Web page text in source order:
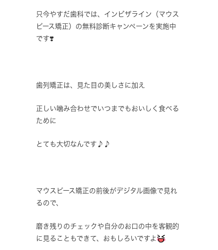
只今やすだ歯科では、インビザライン（マウス
ピース矯正）の無料診断キャンペーンを実施中
です❣️
歯列矯正は、見た目の美しさに加え
正しい噛み合わせでいつまでもおいしく食べる
ために
とても大切なんです♪♪
マウスピース矯正の前後がデジタル画像で見れ
るので、
磨き残りのチェックや自分のお口の中を客観的
に見ることもできて、おもしろいですよ